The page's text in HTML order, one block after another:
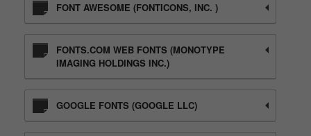
FONT AWESOME (FONTICONS, INC. )
FONTS.COM WEB FONTS (MONOTYPE
IMAGING HOLDINGS INC.)
GOOGLE FONTS (GOOGLE LLC)